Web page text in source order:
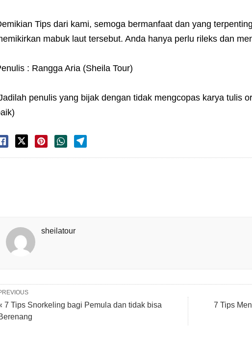
Tips dari kami, semoga bermanfaat dan yang
mabuk laut tersebut. Anda hanya perlu rileks dan
: Rangga Aria (Sheila Tour)
penulis yang bijak dengan tidak mengcopas karya tulis
sheilatour
7 Tips
7 Tips Snorkeling bagi Pemula dan tidak bisa